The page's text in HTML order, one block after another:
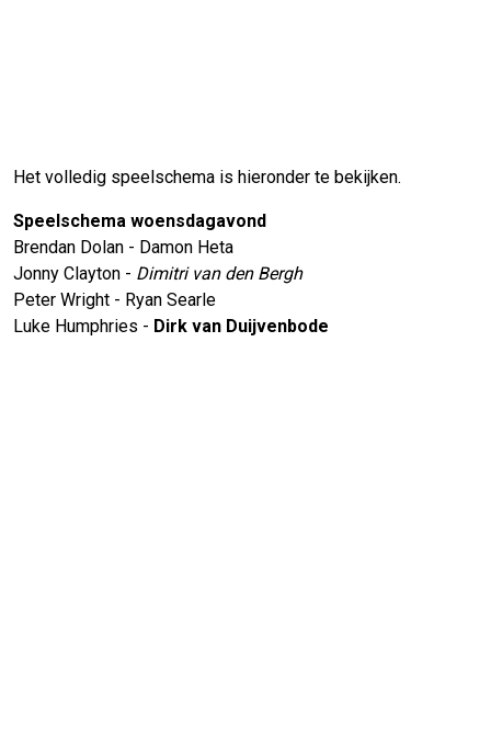
Het volledig speelschema is hieronder te bekijken.
Speelschema woensdagavond
Brendan Dolan - Damon Heta
Jonny Clayton - Dimitri van den Bergh
Peter Wright - Ryan Searle
Luke Humphries - Dirk van Duijvenbode